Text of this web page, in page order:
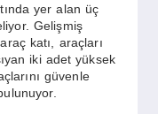
yer alan üç
Gelişmiş
katı, araçları
iki adet yüksek
güvenle